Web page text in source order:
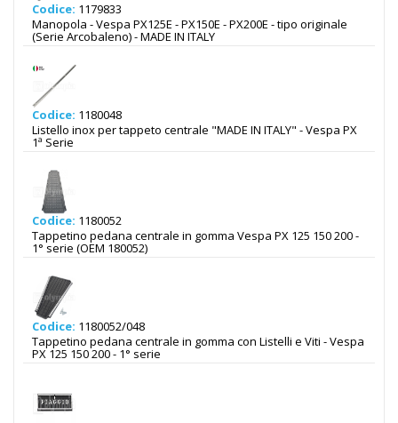
Codice: 1179833
Manopola - Vespa PX125E - PX150E - PX200E - tipo originale
(Serie Arcobaleno) - MADE IN ITALY
Codice: 1180048
Listello inox per tappeto centrale "MADE IN ITALY" - Vespa PX
1ª Serie
Codice: 1180052
Tappetino pedana centrale in gomma Vespa PX 125 150 200 -
1° serie (OEM 180052)
Codice: 1180052/048
Tappetino pedana centrale in gomma con Listelli e Viti - Vespa
PX 125 150 200 - 1° serie